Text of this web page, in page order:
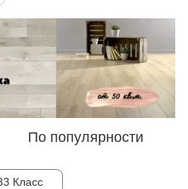
По популярности
Класс